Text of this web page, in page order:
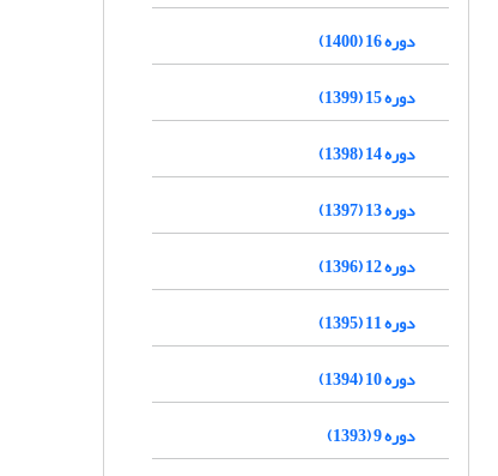
دوره 16 (1400)
دوره 15 (1399)
دوره 14 (1398)
دوره 13 (1397)
دوره 12 (1396)
دوره 11 (1395)
دوره 10 (1394)
دوره 9 (1393)